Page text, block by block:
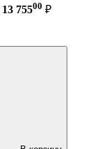
13 75500 ₽